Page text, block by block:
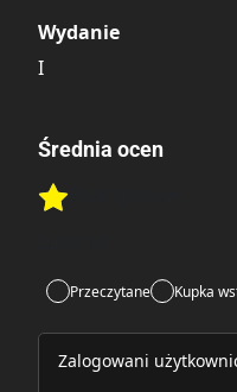
Wydanie
I
Średnia ocen
Rate this item:
Przeczytane Kupka
Zalogowani